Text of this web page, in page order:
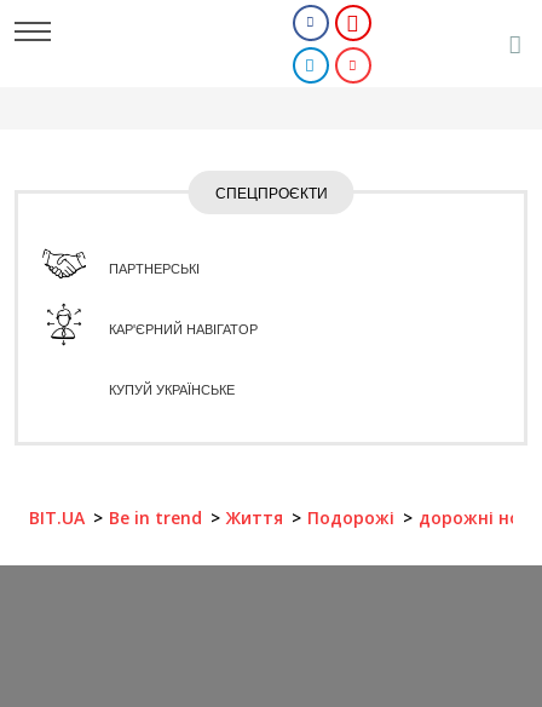
СПЕЦПРОЄКТИ
ПАРТНЕРСЬКІ
КАР'ЄРНИЙ НАВІГАТОР
КУПУЙ УКРАЇНСЬКЕ
BIT.UA Be in trend Життя Подорожі дорожні